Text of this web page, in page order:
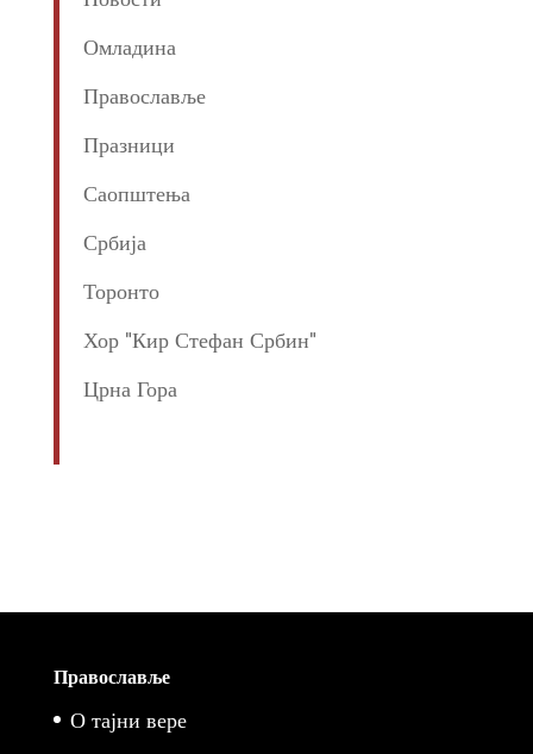
Омладина
Православље
Празници
Саопштења
Србија
Торонто
Хор "Кир Стефан Србин"
Црна Гора
Православље
О тајни вере